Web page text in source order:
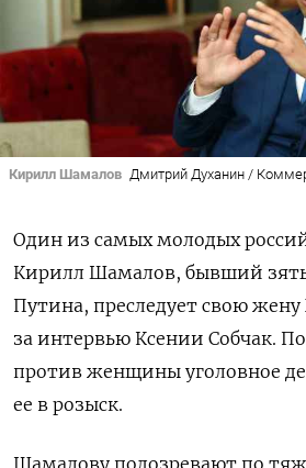
Кирилл Шамалов Дмитрий Духанин /
Один из самых молодых
Кирилл Шамалов, бывший
Путина, преследует свою
за интервью Ксении Собчак.
против женщины уголовное
ее в розыск.
Шамалову подозревают по